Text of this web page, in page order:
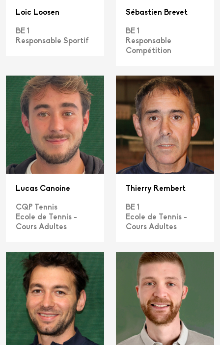
Loic Loosen
BE 1
Responsable Sportif
Sébastien Brevet
BE 1
Responsable
Compétition
Lucas Canoine
CQP Tennis
Ecole de Tennis -
Cours Adultes
Thierry Rembert
BE 1
Ecole de Tennis -
Cours Adultes